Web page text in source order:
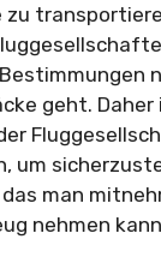
zu
geht.
um
das man
nehmen